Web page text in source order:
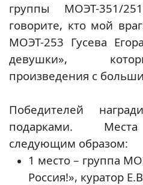
группы МОЭТ-351/
говорите, кто мой
МОЭТ-253 Гусева
девушки»,
произведения с
Победителей
подарками. Места
следующим образом:
1 место – группа
Россия!», куратор